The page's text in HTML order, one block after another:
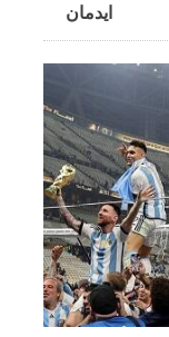
ایدمان